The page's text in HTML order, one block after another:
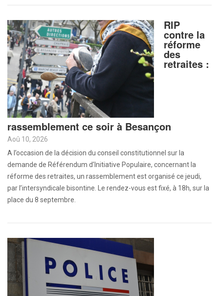
RIP
contre la
réforme
des
retraites :
rassemblement ce soir à Besançon
Aoû 10, 2026
A l’occasion de la décision du conseil constitutionnel sur la
demande de Référendum d’Initiative Populaire, concernant la
réforme des retraites, un rassemblement est organisé ce jeudi,
par l’intersyndicale bisontine. Le rendez-vous est fixé, à 18h, sur la
place du 8 septembre.